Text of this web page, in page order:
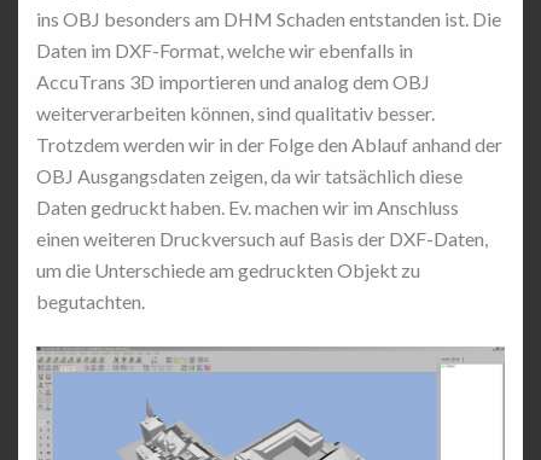
ins OBJ besonders am DHM Schaden entstanden ist. Die
Daten im DXF-Format, welche wir ebenfalls in
AccuTrans 3D importieren und analog dem OBJ
weiterverarbeiten können, sind qualitativ besser.
Trotzdem werden wir in der Folge den Ablauf anhand der
OBJ Ausgangsdaten zeigen, da wir tatsächlich diese
Daten gedruckt haben. Ev. machen wir im Anschluss
einen weiteren Druckversuch auf Basis der DXF-Daten,
um die Unterschiede am gedruckten Objekt zu
begutachten.